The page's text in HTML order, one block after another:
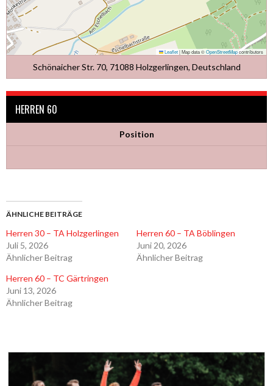
Leaflet|Map data ©OpenStreetMapcontributors
Schönaicher Str. 70, 71088 Holzgerlingen, Deutschland
HERREN 60
Position
ÄHNLICHE BEITRÄGE
Herren 30 – TA Holzgerlingen
Juli 5, 2026
Ähnlicher Beitrag
Herren 60 – TA Böblingen
Juni 20, 2026
Ähnlicher Beitrag
Herren 60 – TC Gärtringen
Juni 13, 2026
Ähnlicher Beitrag